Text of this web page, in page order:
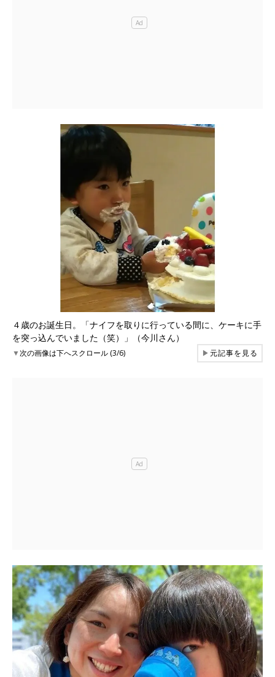
４歳のお誕生日。「ナイフを取りに行っている間に、ケーキに手
を突っ込んでいました（笑）」（今川さん）
▼次の画像は下へスクロール (3/6) ▶元記事を見る